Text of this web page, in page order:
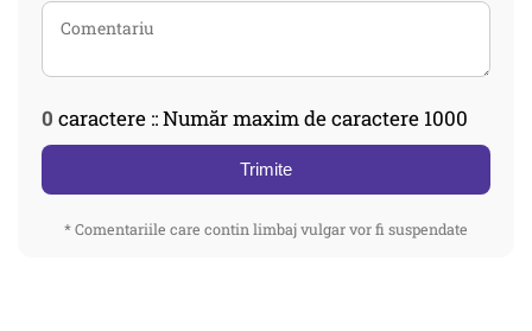
0 caractere :: Număr maxim de caractere 1000
Trimite
* Comentariile care contin limbaj vulgar vor fi suspendate